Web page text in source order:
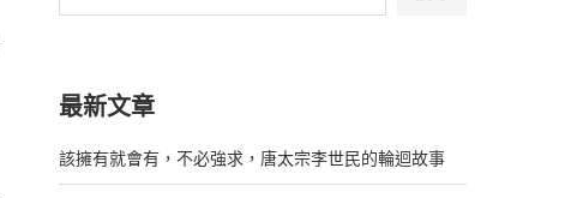
最新文章
該擁有就會有，不必強求，唐太宗李世民的輪迴故事